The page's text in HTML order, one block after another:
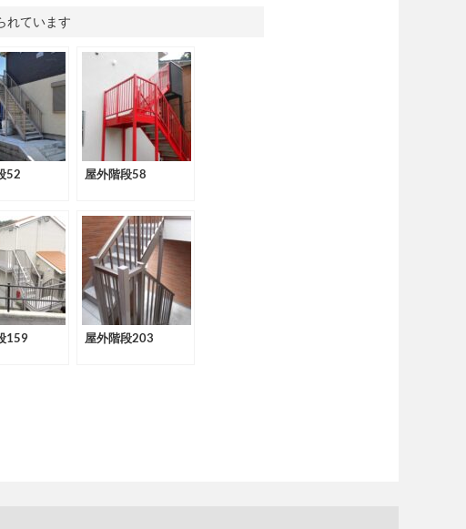
れています
52 屋外階段58
159 屋外階段203